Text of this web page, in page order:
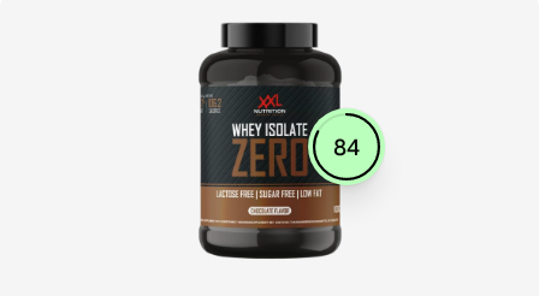
84